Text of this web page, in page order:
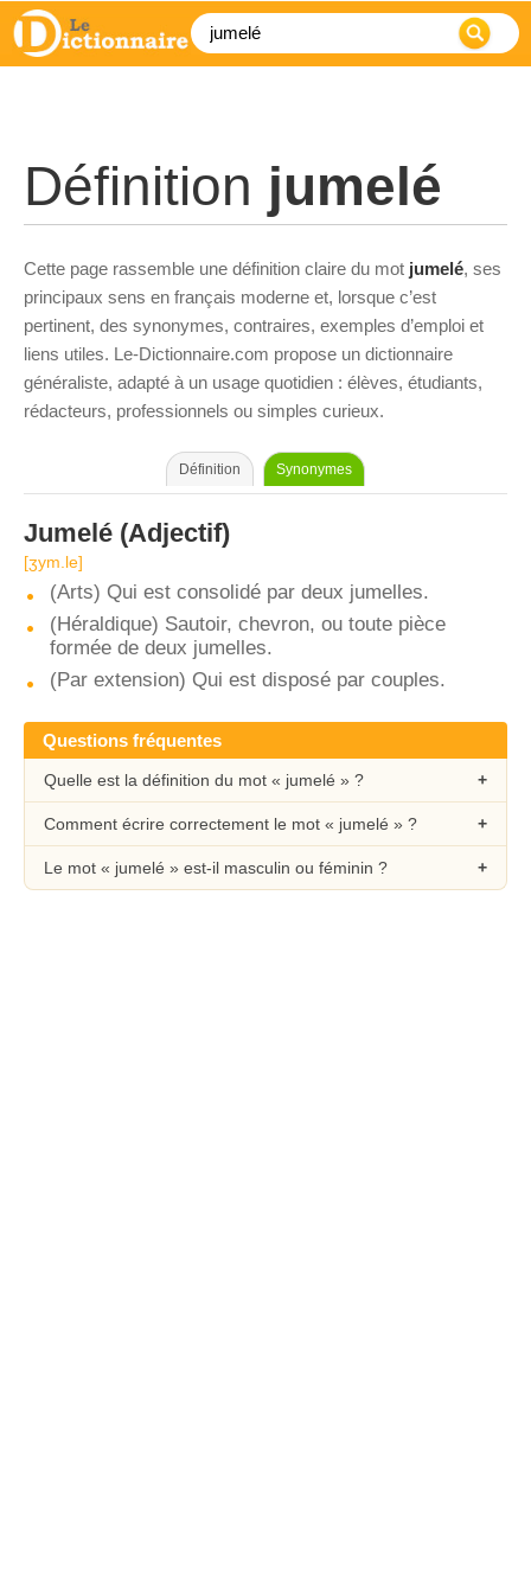
Définition jumelé
Cette page rassemble une définition claire du mot jumelé, ses
principaux sens en français moderne et, lorsque c’est
pertinent, des synonymes, contraires, exemples d’emploi et
liens utiles. Le-Dictionnaire.com propose un dictionnaire
généraliste, adapté à un usage quotidien : élèves, étudiants,
rédacteurs, professionnels ou simples curieux.
Définition Synonymes
Jumelé (Adjectif)
[ʒym.le]
(Arts) Qui est consolidé par deux jumelles.
(Héraldique) Sautoir, chevron, ou toute pièce
formée de deux jumelles.
(Par extension) Qui est disposé par couples.
Questions fréquentes
Quelle est la définition du mot « jumelé » ?
Comment écrire correctement le mot « jumelé » ?
Le mot « jumelé » est-il masculin ou féminin ?